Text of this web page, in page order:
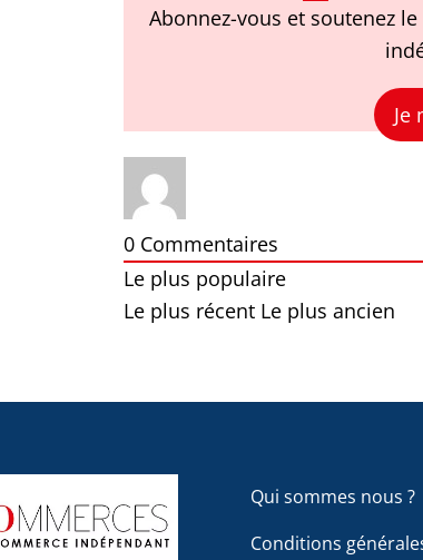
Abonnez-vous et soutenez
Je
0Commentaires
Le plus populaire
Le plus récent Le plus ancien
Qui sommes nous ?
Conditions